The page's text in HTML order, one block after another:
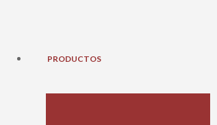
PRODUCTOS